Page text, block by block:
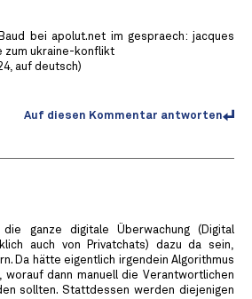
bei apolut.net im gespraech: jacques
zum ukraine-konflikt
auf deutsch)
Auf diesen Kommentar antworten
ganze digitale Überwachung (Digital
auch von Privatchats) dazu da sein,
Da hätte eigentlich irgendein Algorithmus
worauf dann manuell die Verantwortlichen
sollten. Stattdessen werden diejenigen